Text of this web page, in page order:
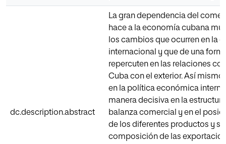
dc.description.abstract
La gran dependencia del
hace a la economía cubana
los cambios que ocurren en la
internacional y que de una
repercuten en las relaciones
Cuba con el exterior. Así
en la política económica
manera decisiva en la
balanza comercial y en el
de los diferentes productos y
composición de las